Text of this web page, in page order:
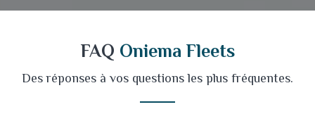
FAQ Oniema Fleets
Des réponses à vos questions les plus fréquentes.